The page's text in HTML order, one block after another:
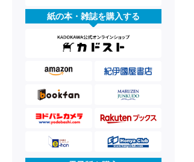
紙の本・雑誌を購入する